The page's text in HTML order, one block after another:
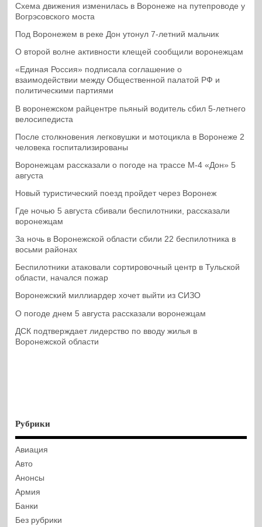
Схема движения изменилась в Воронеже на путепроводе у
Вогрэсовского моста
Под Воронежем в реке Дон утонул 7-летний мальчик
О второй волне активности клещей сообщили воронежцам
«Единая Россия» подписала соглашение о
взаимодействии между Общественной палатой РФ и
политическими партиями
В воронежском райцентре пьяный водитель сбил 5-летнего
велосипедиста
После столкновения легковушки и мотоцикла в Воронеже 2
человека госпитализированы
Воронежцам рассказали о погоде на трассе М-4 «Дон» 5
августа
Новый туристический поезд пройдет через Воронеж
Где ночью 5 августа сбивали беспилотники, рассказали
воронежцам
За ночь в Воронежской области сбили 22 беспилотника в
восьми районах
Беспилотники атаковали сортировочный центр в Тульской
области, начался пожар
Воронежский миллиардер хочет выйти из СИЗО
О погоде днем 5 августа рассказали воронежцам
ДСК подтверждает лидерство по вводу жилья в
Воронежской области
Рубрики
Авиация
Авто
Анонсы
Армия
Банки
Без рубрики